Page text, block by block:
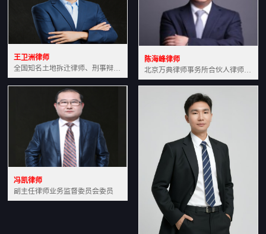
王卫洲律师
全国知名土地拆迁律师、刑事辩护律师北京万典律师事务所主任中国法学会会员北京市行政法研究会理事
陈海峰律师
北京万典律师事务所合伙人律师土地房产专业资深律师
冯凯律师
副主任律师业务监督委员会委员